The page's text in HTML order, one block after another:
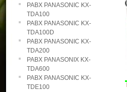
PABX PANASONIC KX-
TDA100
PABX PANASONIC KX-
TDA100D
PABX PANASONIC KX-
TDA200
PABX PANASONIX KX-
TDA600
PABX PANASONIC KX-
TDE100